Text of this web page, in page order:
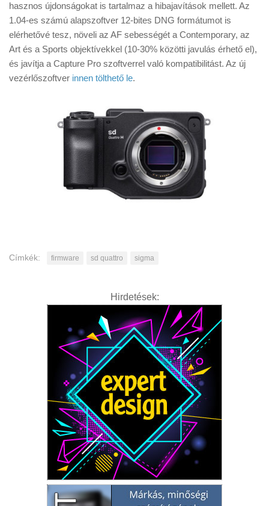
Érdekességek
Helyszíni Riport
E-BB
hasznos újdonságokat is tartalmaz a hibajavítások mellett. Az
1.04-es számú alapszoftver 12-bites DNG formátumot is
elérhetővé tesz, növeli az AF sebességét a Contemporary, az
Art és a Sports objektívekkel (10-30% közötti javulás érhető el),
és javítja a Capture Pro szoftverrel való kompatibilitást. Az új
vezérlőszoftver innen tölthető le.
Címkék: firmware sd quattro sigma
Hirdetések: